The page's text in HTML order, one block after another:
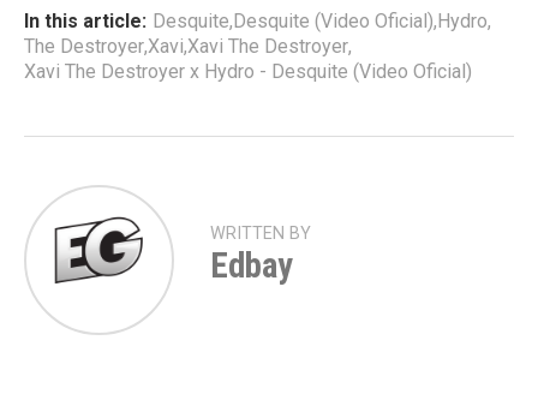
In this article: Desquite,Desquite (Video Oficial),Hydro,
The Destroyer,Xavi,Xavi The Destroyer,
Xavi The Destroyer x Hydro - Desquite (Video Oficial)
WRITTEN BY
Edbay